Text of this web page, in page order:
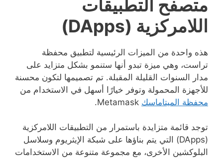
متصفح التطبيقات
اللامركزية (DApps)
هذه واحدة من الميزات الرئيسية لتطبيق محفظة
تراست، وهي ميزة تبدو أنها ستنمو بشكل متزايد على
مدار السنوات القليلة المقبلة. تم تصميمها لتكون محسنة
للأجهزة المحمولة وتوفر خيارًا أسهل في الاستخدام من
محفظة الميتاماسك
توجد قائمة متزايدة باستمرار من التطبيقات اللامركزية
(DApps) التي يتم بناؤها على شبكة الإيثريوم وسلاسل
البلوكشين الأخرى، مع مجموعة متنوعة من الاستخدامات